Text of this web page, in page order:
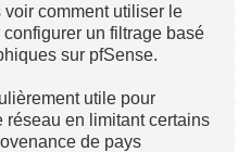
comment utiliser le
configurer un filtrage basé
sur pfSense.
utile pour
réseau en limitant certains
de pays